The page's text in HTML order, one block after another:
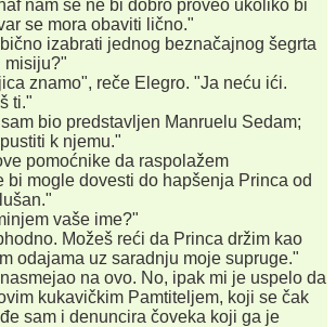
nam se ne bi dobro proveo ukoliko bi
se mora obaviti lično."
izabrati jednog beznačajnog šegrta
misiju?"
znamo", reče Elegro. "Ja neću ići.
ti."
bio predstavljen Manruelu Sedam;
k njemu."
pomoćnike da raspolažem
bi mogle dovesti do hapšenja Princa od
vaše ime?"
Možeš reći da Princa držim kao
odajama uz saradnju moje supruge."
na ovo. No, ipak mi je uspelo da
kukavičkim Pamtiteljem, koji se čak
sam i denuncira čoveka koji ga je